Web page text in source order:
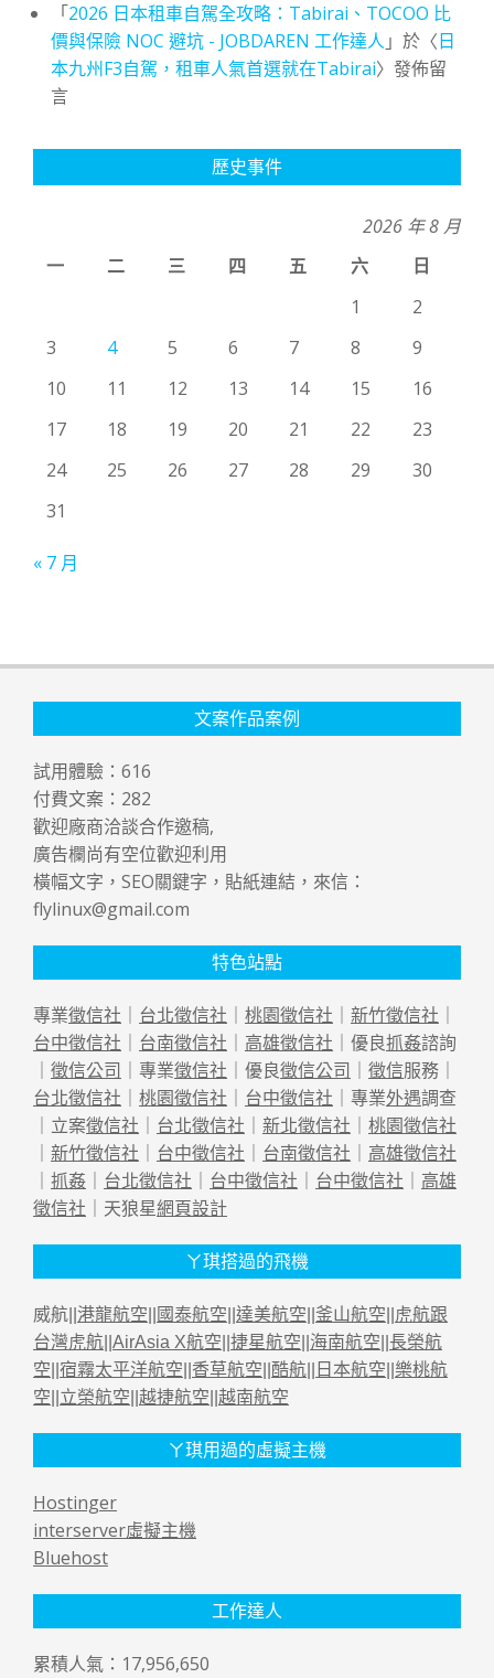
「2026 日本租車自駕全攻略：Tabirai、TOCOO 比
價與保險 NOC 避坑 - JOBDAREN 工作達人 」於〈日
本九州F3自駕，租車人氣首選就在Tabirai〉發佈留
言
歷史事件
2026 年 8 月
一
二 三 四 五 六
日
1
2
3
4 5 6 7 8
9
10
11 12 13 14 15
16
17
18 19 20 21 22
23
24
25 26 27 28 29
30
31
« 7 月
文案作品案例
試用體驗： 616
付費文案： 282
歡迎廠商洽談合作邀稿,
廣告欄尚有空位歡迎利用
橫幅文字，SEO關鍵字，貼紙連結，來信：
flylinux@gmail.com
特色站點
專業徵信社 台北徵信社 桃園徵信社 新竹徵信社
台中徵信社
台南徵信社 高雄徵信社 ｜優良抓姦諮詢
徵信公司 ｜專業徵信社 ｜優良徵信公司 徵信服務｜
台北徵信社
桃園徵信社 台中徵信社 ｜專業外遇調查
｜立案徵信社 台北徵信社 新北徵信社
桃園徵信社
新竹徵信社 台中徵信社 台南徵信社
高雄徵信社
抓姦 台北徵信社 台中徵信社 台中徵信社
高雄
徵信社 ｜天狼星網頁設計
ㄚ琪搭過的飛機
威航|| 港龍航空 國泰航空 達美航空 釜山航空
虎航跟
台灣虎航 AirAsia X航空 捷星航空 海南航空 長榮航
空 宿霧太平洋航空 香草航空 酷航 日本航空 樂桃航
空 立榮航空 越捷航空 越南航空
ㄚ琪用過的虛擬主機
Hostinger
interserver虛擬主機
Bluehost
工作達人
累積人氣：17,956,650